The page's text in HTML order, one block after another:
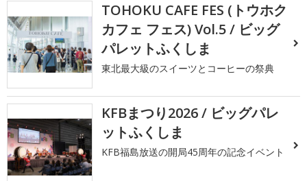
TOHOKU CAFE FES (トウホク
カフェ フェス) Vol.5 / ビッグ
パレットふくしま
東北最大級のスイーツとコーヒーの祭典
KFBまつり2026 / ビッグパレ
ットふくしま
KFB福島放送の開局45周年の記念イベント